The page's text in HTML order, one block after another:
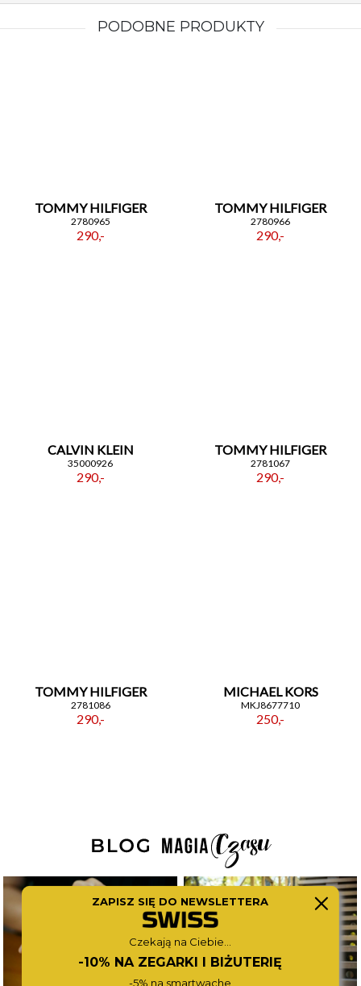
PODOBNE PRODUKTY
TOMMY HILFIGER
2780965
290,-
TOMMY HILFIGER
2780966
290,-
CALVIN KLEIN
35000926
290,-
TOMMY HILFIGER
2781067
290,-
TOMMY HILFIGER
2781086
290,-
MICHAEL KORS
MKJ8677710
250,-
ZAPISZ SIĘ DO NEWSLETTERA
Czekają na Ciebie...
-10% NA ZEGARKI I BIŻUTERIĘ
-5% na smartwache